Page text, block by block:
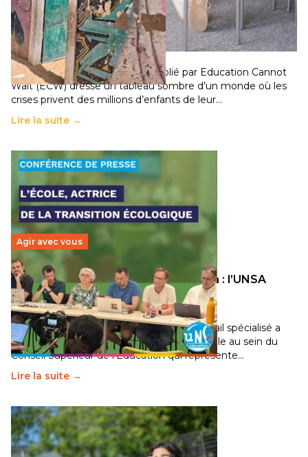
258 millions d’enfants victimes de la guerre, des
chocs climatiques et des déplacements de
population
11 juillet 2026- National
Un nouveau rapport mondial publié par Education Cannot
Wait (ECW) dresse un tableau sombre d’un monde où les
crises privent des millions d’enfants de leur…
Lire la suite →
Agir avec vous
Transition écologique de l’éducation : l’UNSA
Éducation fait bouger les lignes
30 juin 2026-National
Pendant plusieurs mois, un groupe de travail spécialisé a
travaillé sur la transition écologique de l’Ecole au sein du
Conseil Supérieur de l’Éducation qui représente…
Lire la suite →